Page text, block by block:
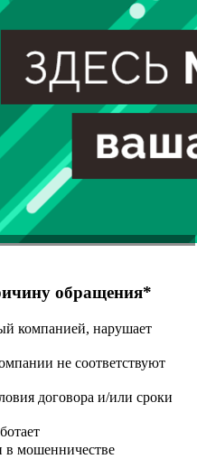
обращения*
компанией, нарушает
не соответствуют
договора и/или сроки
в мошенничестве